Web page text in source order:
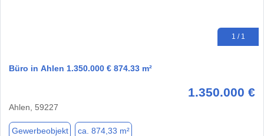
1 / 1
Büro in Ahlen 1.350.000 € 874.33 m²
1.350.000 €
Ahlen, 59227
Gewerbeobjekt ca. 874,33 m²